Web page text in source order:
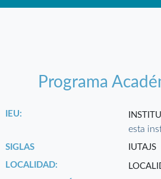
Programa
IEU:
esta
SIGLAS
IUTAJS
LOCALIDAD: